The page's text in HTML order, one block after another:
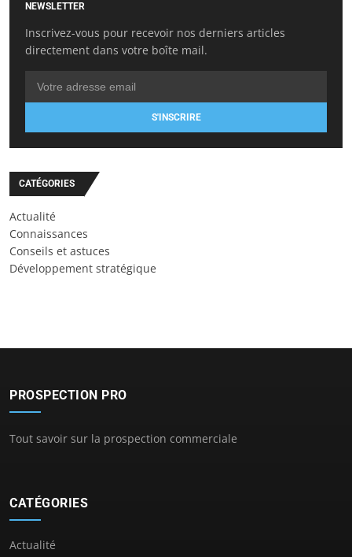
NEWSLETTER
Inscrivez-vous pour recevoir nos derniers articles
directement dans votre boîte mail.
S'INSCRIRE
CATÉGORIES
Actualité
Connaissances
Conseils et astuces
Développement stratégique
PROSPECTION PRO
Tout savoir sur la prospection commerciale
CATÉGORIES
Actualité